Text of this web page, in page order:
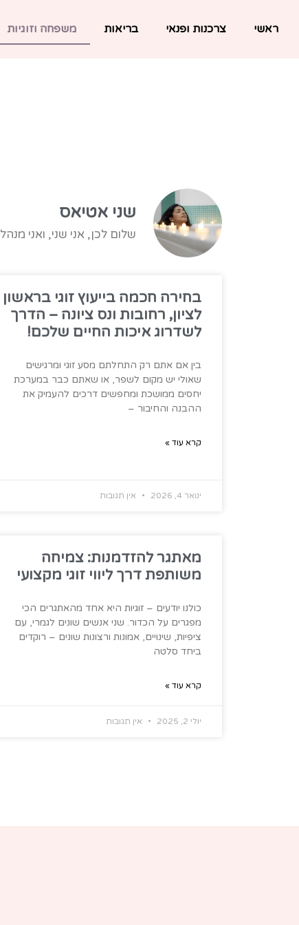
ראשי צרכנות ופנאי בריאות משפחה וזוגיות
שני אטיאס
שלום לכן, אני שני, ואני
בחירה חכמה בייעוץ זוגי בראשון
לציון, רחובות ונס ציונה – הדרך
לשדרוג איכות החיים שלכם!
בין אם אתם רק התחלתם מסע זוגי ומרגישים
שאולי יש מקום לשפר, או שאתם כבר במערכת
יחסים ממושכת ומחפשים דרכים להעמיק את
ההבנה והחיבור –
קרא עוד »
ינואר 4, 2026 אין תגובות
מאתגר להזדמנות: צמיחה
משותפת דרך ליווי זוגי מקצועי
כולנו יודעים – זוגיות היא אחד מהאתגרים הכי
מפגרים על הכדור. שני אנשים שונים לגמרי, עם
ציפיות, שינויים, אמונות ורצונות שונים – רוקדים
ביחד סלטה
קרא עוד »
יולי 2, 2025 אין תגובות